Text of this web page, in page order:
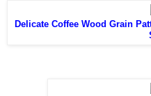
Delicate Coffee Wood Grain